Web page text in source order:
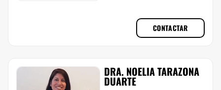
CONTACTAR
DRA. NOELIA TARAZONA
DUARTE